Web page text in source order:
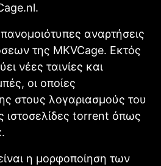
αναρτήσεις
της MKVCage. Εκτός
νέες ταινίες και
οι οποίες
στους λογαριασμούς του
ιστοσελίδες torrent όπως
η μορφοποίηση των